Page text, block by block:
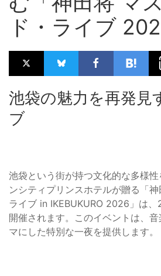
ド・ライブ
池袋の魅力を再発見
ブ
池袋という街が持つ文化的な多様
ンシティプリンスホテルが贈る「神
ライブ in IKEBUKURO 2026」は
開催されます。このイベントは、
マにした特別な一夜を提供します。